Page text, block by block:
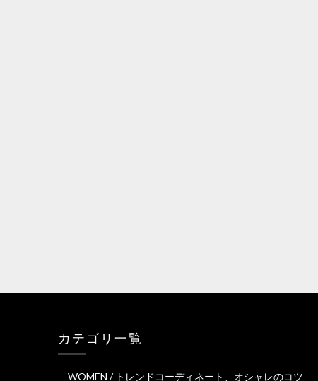
カテゴリ一覧
WOMEN / トレンドコーディネート、オシャレのコツ